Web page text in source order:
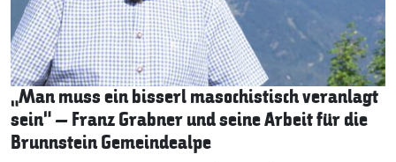
„Man muss ein bisserl masochistisch veranlagt
sein“ – Franz Grabner und seine Arbeit für die
Brunnstein Gemeindealpe